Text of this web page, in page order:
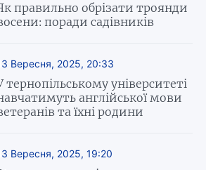
правильно обрізати троянди
поради садівників
Вересня, 2025, 20:33
тернопільському університеті
англійської мови
та їхні родини
Вересня, 2025, 19:20